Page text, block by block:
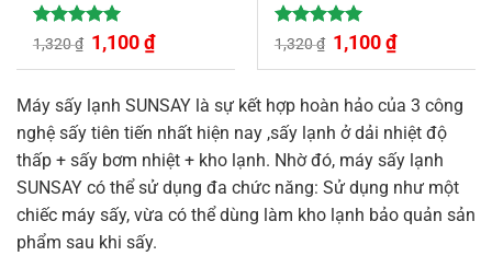
Được xếp
hạng 5.00
5 sao
1,320₫ Giá
gốc
là:
1,100₫Giá
hiện
tại
1,100 ₫.
Được xếp
hạng 5.00
5 sao
1,320₫ Giá
gốc
là:
1,100₫Giá
hiện
tại
1,100 ₫.
Máy sấy lạnh SUNSAY là sự kết hợp hoàn hảo của 3 công
nghệ sấy tiên tiến nhất hiện nay ,sấy lạnh ở dải nhiệt độ
thấp + sấy bơm nhiệt + kho lạnh. Nhờ đó, máy sấy lạnh
SUNSAY có thể sử dụng đa chức năng: Sử dụng như một
chiếc máy sấy, vừa có thể dùng làm kho lạnh bảo quản sản
phẩm sau khi sấy.